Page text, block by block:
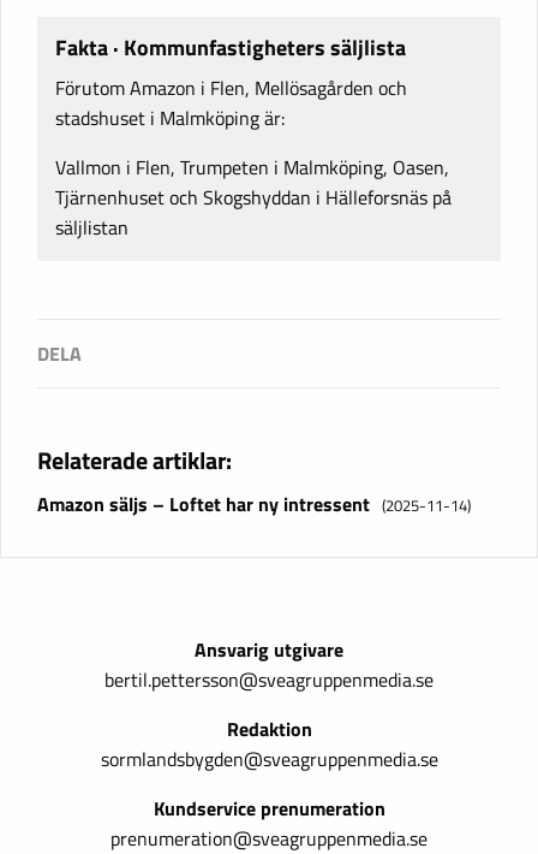
Fakta · Kommunfastigheters säljlista
Förutom Amazon i Flen, Mellösagården och
stadshuset i Malmköping är:
Vallmon i Flen, Trumpeten i Malmköping, Oasen,
Tjärnenhuset och Skogshyddan i Hälleforsnäs på
säljlistan
Relaterade artiklar:
Amazon säljs – Loftet har ny intressent (2025-11-14)
Ansvarig utgivare
bertil.pettersson@sveagruppenmedia.se
Redaktion
sormlandsbygden@sveagruppenmedia.se
Kundservice prenumeration
prenumeration@sveagruppenmedia.se